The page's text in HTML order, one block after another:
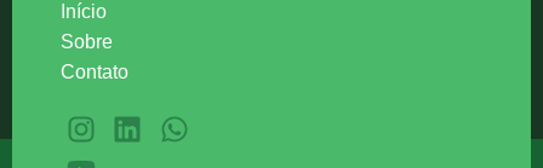
Início
Sobre
Contato